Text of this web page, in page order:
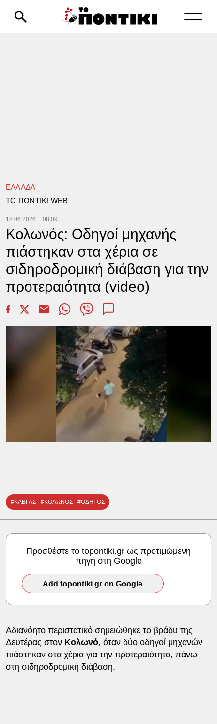
ΕΛΛΑΔΑ
TΟ ΠΟΝΤΙΚΙ WEB
18.06.2026 08:09
Κολωνός: Οδηγοί μηχανής
πιάστηκαν στα χέρια σε
σιδηροδρομική διάβαση για την
προτεραιότητα (video)
#ΚΑΒΓΑΣ #ΚΟΛΩΝΟΣ #ΟΔΗΓΟΣ
Προσθέστε το topontiki.gr ως προτιμώμενη
πηγή στη Google
Add topontiki.gr on Google
Αδιανόητο περιστατικό σημειώθηκε το βράδυ της
Δευτέρας στον Κολωνό, όταν δύο οδηγοί μηχανών
πιάστηκαν στα χέρια για την προτεραιότητα, πάνω
στη σιδηροδρομική διάβαση.